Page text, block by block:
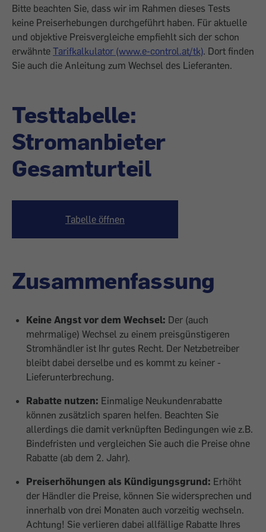
Bitte beachten Sie, dass wir im Rahmen dieses Tests
keine Preiserhebungen durchgeführt haben. Für aktuelle
und objektive Preisvergleiche empfiehlt sich der schon
erwähnte Tarifkalkulator (www.e-control.at/tk). Dort finden
Sie auch die Anleitung zum Wechsel des Lieferanten.
Testtabelle:
Stromanbieter
Gesamturteil
Tabelle öffnen
Zusammenfassung
Keine Angst vor dem Wechsel: Der (auch
mehrmalige) Wechsel zu einem preisgünstigeren
Stromhändler ist Ihr gutes Recht. Der Netzbetreiber
bleibt dabei derselbe und es kommt zu keiner ­
Lieferunterbrechung.
Rabatte nutzen: Einmalige Neukundenrabatte
können zusätzlich sparen helfen. Beachten Sie
allerdings die damit verknüpften Bedingungen wie z.B.
Bindefristen und vergleichen Sie auch die Preise ohne
Rabatte (ab dem 2. Jahr).
Preiserhöhungen als Kündigungsgrund: Erhöht
der Händler die Preise, können Sie widersprechen und
innerhalb von drei Monaten auch vorzeitig wechseln.
Achtung! Sie verlieren dabei allfällige Rabatte Ihres